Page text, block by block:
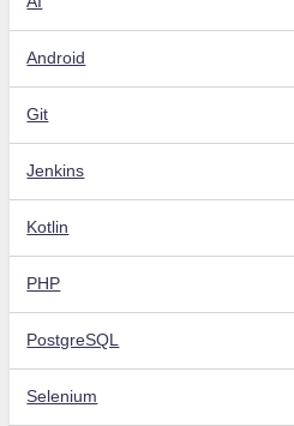
Android
Git
Jenkins
Kotlin
PHP
PostgreSQL
Selenium